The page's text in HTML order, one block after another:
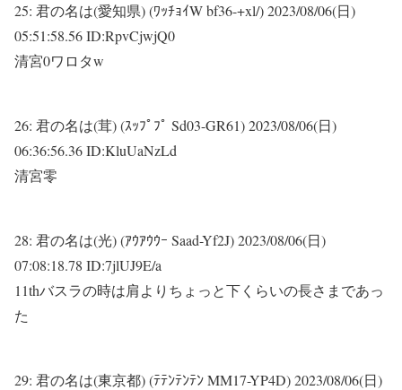
25: 君の名は(愛知県) (ﾜｯﾁｮｲW bf36-+xl/)2023/08/06(日)
05:51:58.56 ID:RpvCjwjQ0
清宮0ワロタw
26: 君の名は(茸) (ｽｯﾌﾟﾌﾟ Sd03-GR61)2023/08/06(日)
06:36:56.36 ID:KluUaNzLd
清宮零
28: 君の名は(光) (ｱｳｱｳｳｰ Saad-Yf2J)2023/08/06(日)
07:08:18.78 ID:7jlUJ9E/a
11thバスラの時は肩よりちょっと下くらいの長さまであっ
た
29: 君の名は(東京都) (ﾃﾃﾝﾃﾝﾃﾝ MM17-YP4D)2023/08/06(日)